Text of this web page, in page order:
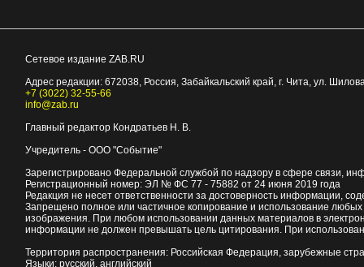
Сетевое издание ZAB.RU
Адрес редакции: 672038, Россия, Забайкальский край, г. Чита, ул.
+7 (3022) 32-55-66
info@zab.ru
Главный редактор Кондратьев Н. В.
Учредитель - ООО "Событие"
Зарегистрировано Федеральной службой по надзору в сфере связи,
Регистрационный номер: ЭЛ № ФС 77 - 75882 от 24 июня 2019 года
Редакция не несет ответственности за достоверность информации,
Запрещено полное или частичное копирование и использование
изображения. При любом использовании данных материалов в
информации не должен превышать цель цитирования. При
Территория распространения: Российская Федерация, зарубежные
Языки: русский, английский